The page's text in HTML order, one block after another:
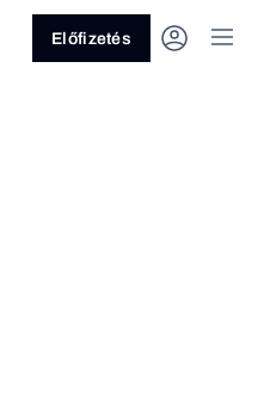
Előfizetés